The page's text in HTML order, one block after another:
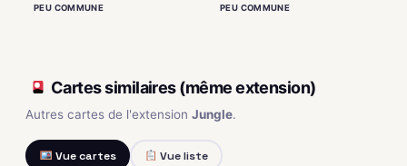
PEU COMMUNE PEU COMMUNE
Cartes similaires (même extension)
Autres cartes de l'extension Jungle.
Vue cartes Vue liste